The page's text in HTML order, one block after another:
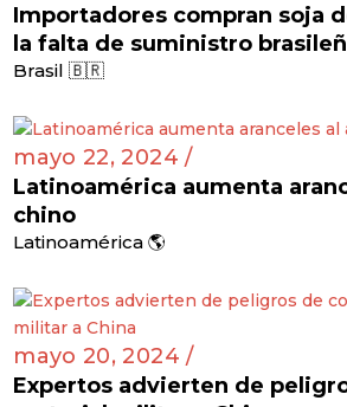
Importadores compran soja
la falta de suministro
Brasil 🇧🇷
mayo 22, 2024 /
Latinoamérica aumenta
chino
Latinoamérica 🌎
mayo 20, 2024 /
Expertos advierten de